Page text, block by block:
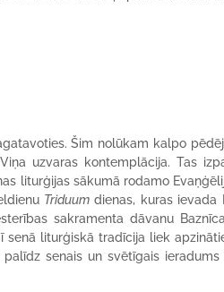
Šim nolūkam kalpo
uzvaras kontemplācija. Tas
liturģijas sākumā rodamo
Triduumdienas, kuras ievada
sakramenta dāvanu
senā liturģiskā tradīcija liek
senais un svētīgais